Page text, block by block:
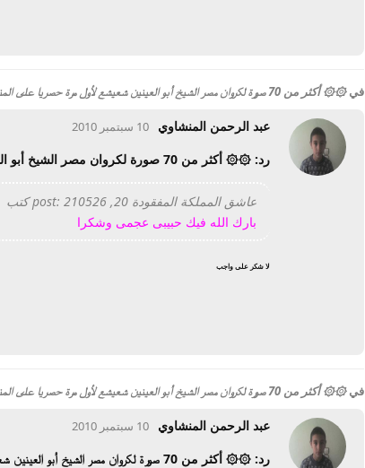
في۞۞ أكثر من 70 صورة لكروان مصر الشيخ أبو العينين شعيشع لأول مرة حصريا على المنتدى ۞۞
عبد الرحمن المنشاوي 10 سبتمبر 2010
رد: ۞۞ أكثر من 70 صورة لكروان مصر الشيخ أبو العينين شعيشع لأول مرة حصريا على المنتدى
عاشق المملكة المفقودة 20, post: 210526 كتب
بارك الله فيك حبيبى عجمى وشكرا
لا شكر على واجب
في۞۞ أكثر من 70 صورة لكروان مصر الشيخ أبو العينين شعيشع لأول مرة حصريا على المنتدى ۞۞
عبد الرحمن المنشاوي 10 سبتمبر 2010
رد: ۞۞ أكثر من 70 صورة لكروان مصر الشيخ أبو العينين شعيشع لأول مرة حصريا على المنتدى ۞۞